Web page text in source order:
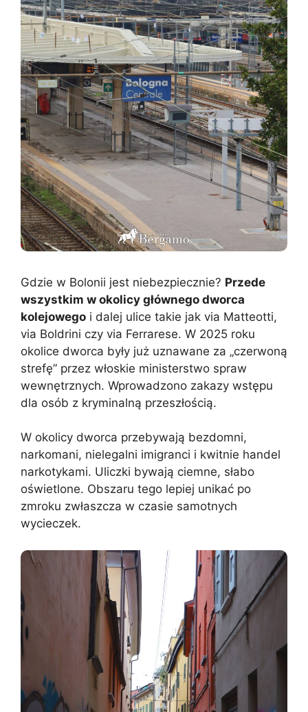
Gdzie w Bolonii jest niebezpiecznie? Przede
wszystkim w okolicy głównego dworca
kolejowego i dalej ulice takie jak via Matteotti,
via Boldrini czy via Ferrarese. W 2025 roku
okolice dworca były już uznawane za „czerwoną
strefę” przez włoskie ministerstwo spraw
wewnętrznych. Wprowadzono zakazy wstępu
dla osób z kryminalną przeszłością.
W okolicy dworca przebywają bezdomni,
narkomani, nielegalni imigranci i kwitnie handel
narkotykami. Uliczki bywają ciemne, słabo
oświetlone. Obszaru tego lepiej unikać po
zmroku zwłaszcza w czasie samotnych
wycieczek.